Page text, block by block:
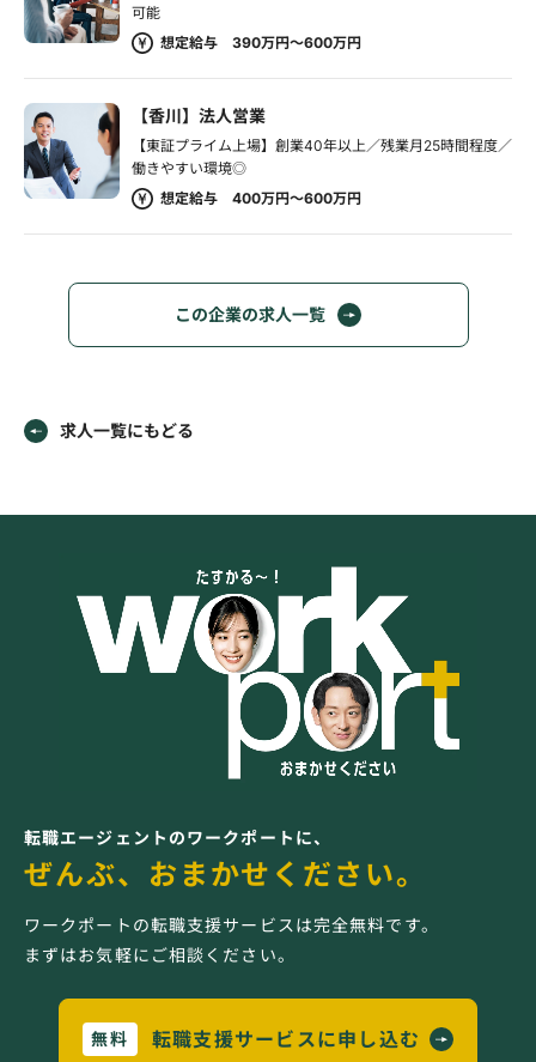
可能
想定給与 390万円～600万円
【香川】法人営業
【東証プライム上場】創業40年以上／残業月25時間程度／
働きやすい環境◎
想定給与 400万円～600万円
この企業の求人一覧
求人一覧にもどる
転職エージェントのワークポートに、
ぜんぶ、おまかせください。
ワークポートの転職支援サービスは完全無料です。
まずはお気軽にご相談ください。
無料 転職支援サービスに申し込む